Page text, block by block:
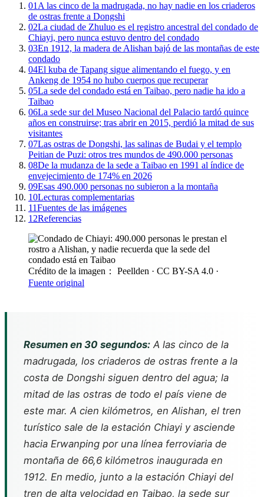
01 A las cinco de la madrugada, no hay nadie en los criaderos
de ostras frente a Dongshi
02La ciudad de Zhuluo es el registro ancestral del condado de
Chiayi, pero nunca estuvo dentro del condado
03En 1912, la madera de Alishan bajó de las montañas de este
condado
04El kuba de Tapang sigue alimentando el fuego, y en
Ankeng de 1954 no hubo cuerpos que recuperar
05La sede del condado está en Taibao, pero nadie ha ido a
Taibao
06La sede sur del Museo Nacional del Palacio tardó quince
años en construirse; tras abrir en 2015, perdió la mitad de sus
visitantes
07Las ostras de Dongshi, las salinas de Budai y el templo
Peitian de Puzi: otros tres mundos de 490.000 personas
08De la mudanza de la sede a Taibao en 1991 al índice de
envejecimiento de 174% en 2026
09Esas 490.000 personas no subieron a la montaña
10Lecturas complementarias
11Fuentes de las imágenes
12Referencias
Crédito de la imagen： Peellden · CC BY-SA 4.0 ·
Fuente original
Resumen en 30 segundos: A las cinco de la
madrugada, los criaderos de ostras frente a la
costa de Dongshi siguen dentro del agua; la
mitad de las ostras de todo el país viene de
este mar. A cien kilómetros, en Alishan, el tren
turístico sale de la estación Chiayi y asciende
hacia Erwanping por una línea ferroviaria de
montaña de 66,6 kilómetros inaugurada en
1912. En medio, junto a la estación Chiayi del
tren de alta velocidad en Taibao, la sede sur